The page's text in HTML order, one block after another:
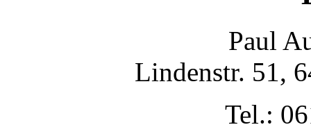
Paul
Lindenstr. 51,
Tel.: